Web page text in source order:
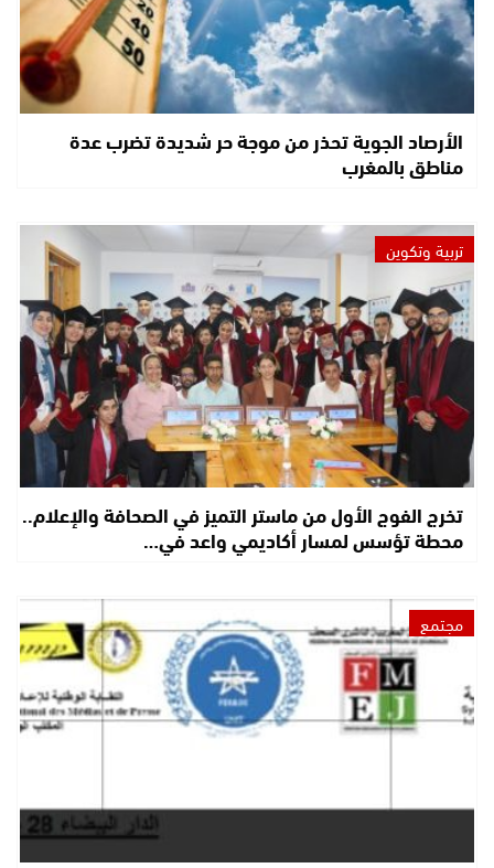
الأرصاد الجوية تحذر من موجة حر شديدة تضرب عدة
مناطق بالمغرب
تربية وتكوين
تخرج الفوج الأول من ماستر التميز في الصحافة والإعلام..
محطة تؤسس لمسار أكاديمي واعد في…
مجتمع